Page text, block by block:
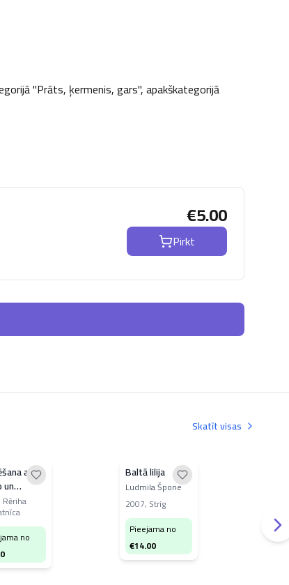
"Prāts, ķermenis, gars", apakškategorijā
€5.00
Pirkt
Skatīt visas
ar
ūdeni,
un
Rēriha
no
Baltā lilija
Ludmila Špone
2007, Strig
Pieejama no
€14.00